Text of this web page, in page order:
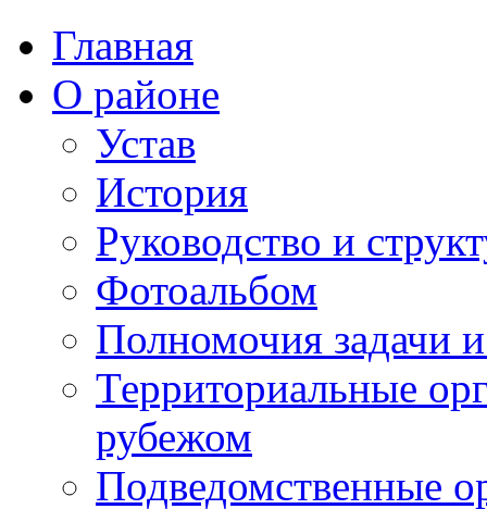
Главная
О районе
Устав
История
Руководство и
Фотоальбом
Полномочия задачи
Территориальные
рубежом
Подведомственные